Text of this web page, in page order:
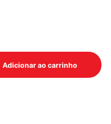
GARDEN quantidade
Adicionar ao carrinho